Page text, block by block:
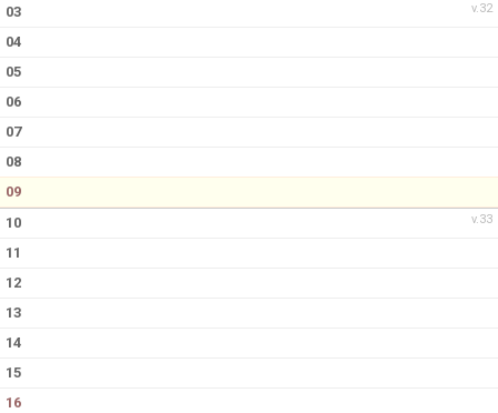
v.32
03
04
05
06
07
08
09
v.33
10
11
12
13
14
15
16